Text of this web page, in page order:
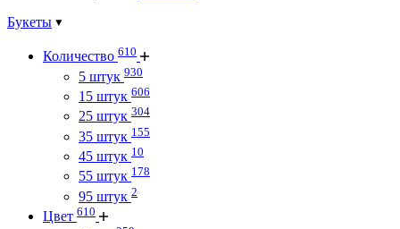
Букеты
Количество 610
5 штук 930
15 штук 606
25 штук 304
35 штук 155
45 штук 10
55 штук 178
95 штук 2
Цвет 610